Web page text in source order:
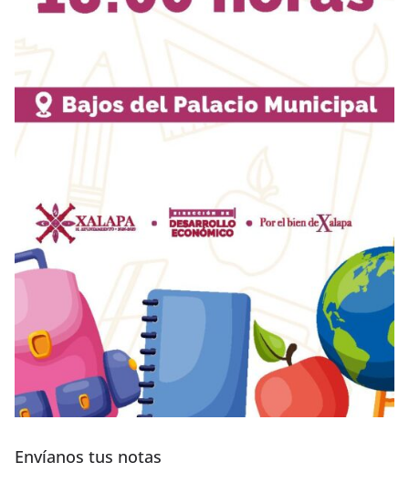
Envíanos tus notas